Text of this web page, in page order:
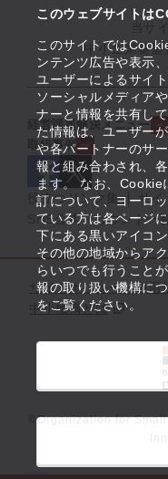
このウェブサイトは
このサイトでは
ンテンツ広告や表示
ユーザーによるサイ
ソーシャルメディア
ナーと情報を共有し
た情報は、ユーザー
や各パートナーのサ
報と組み合わされ、
ます。 なお、Cookie
訂について、ヨーロ
ている方は各ページ
下にある黒いアイコ
その他の地域からア
らいつでも行うこと
報の取り扱い機構に
をご覧ください。
中小企業基盤
経営課題解決メニュー
取組事例
役立つリンク集 サイ
SNS公式アカウント一
サイトポリシー・利用
中小機構とは
©Organization for